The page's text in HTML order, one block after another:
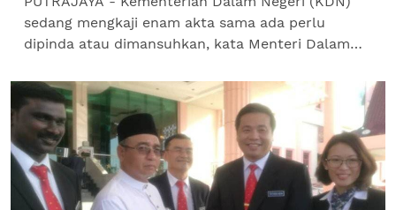
sedang mengkaji enam akta sama ada perlu
dipinda atau dimansuhkan, kata Menteri Dalam
adalah Akta Hasutan...